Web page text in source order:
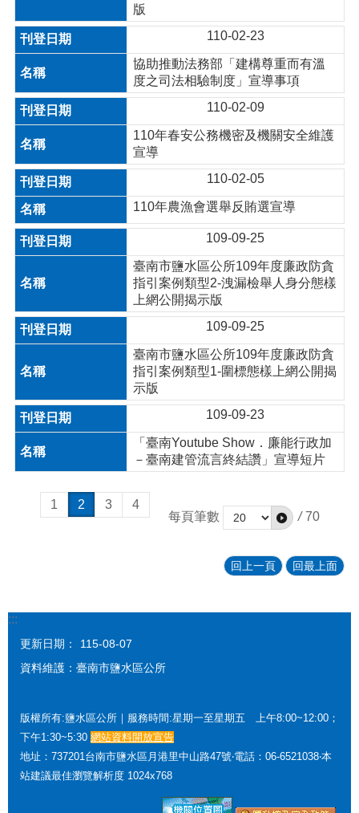
版
110-02-23
協助推動法務部「建構尊重而有溫
度之司法相驗制度」宣導事項
110-02-09
110年春安公務機密及機關安全維護
宣導
110-02-05
110年農漁會選舉反賄選宣導
109-09-25
臺南市鹽水區公所109年度廉政防貪
指引案例類型2-洩漏檢舉人身分態樣
上網公開揭示版
109-09-25
臺南市鹽水區公所109年度廉政防貪
指引案例類型1-圍標態樣上網公開揭
示版
109-09-23
「臺南Youtube Show．廉能行政加
－臺南建管流言終結讚」宣導短片
1 2 3
4
每頁筆數
/ 70
回上一頁 回最上面
:::
更新日期：
115-08-07
資料維護：臺南市鹽水區公所
版權所有:鹽水區公所｜服務時間:星期一至星期五 上午8:00~12:00；
下午1:30~5:30 網站資料開放宣告
地址：737201台南市鹽水區月港里中山路47號‧電話：06-6521038‧本
站建議最佳瀏覽解析度 1024x768